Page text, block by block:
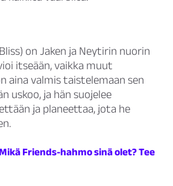
on Jaken ja Neytirin nuorin
itseään, vaikka muut
aina valmis taistelemaan sen
uskoo, ja hän suojelee
ja planeettaa, jota he
Friends-hahmo sinä olet? Tee